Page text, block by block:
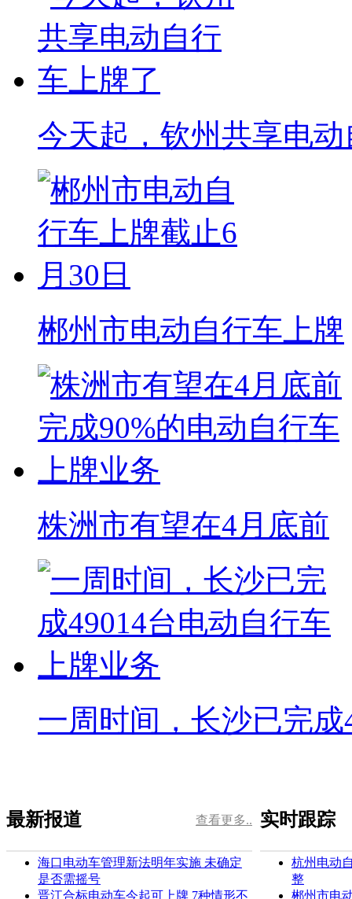
今天起，钦州共享电动
郴州市电动自行车上牌
株洲市有望在4月底前
一周时间，长沙已完成
查看更多..
最新报道
海口电动车管理新法明年实施 未确定
是否需摇号
晋江合标电动车今起可上牌 7种情形不
实时跟踪
杭州电动
整
郴州市电